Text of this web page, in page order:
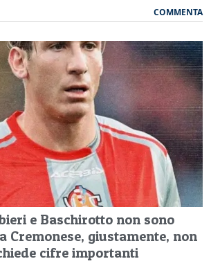
COMMENTA
e Baschirotto non sono
Cremonese, giustamente, non
cifre importanti